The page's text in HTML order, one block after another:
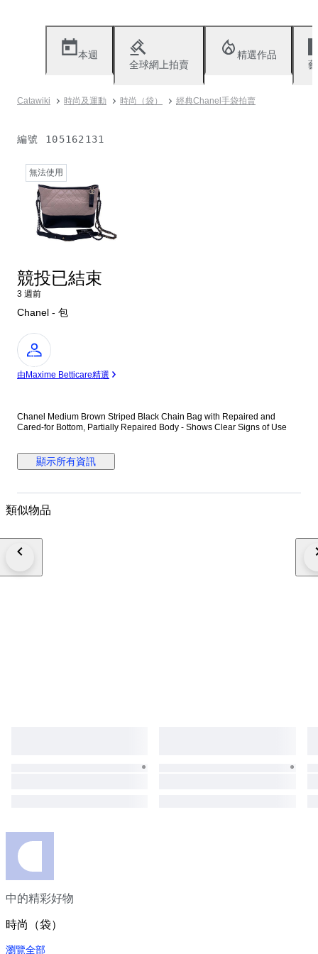
本週
全球網上拍賣
精選作品
Catawiki 時尚及運動 時尚（袋） 經典Chanel手袋拍賣
編號 105162131
無法使用
競投已結束
3 週前
Chanel - 包
專
家
由Maxime Betticare精選
Chanel Medium Brown Striped Black Chain Bag with Repaired and
Cared-for Bottom, Partially Repaired Body - Shows Clear Signs of Use
顯示所有資訊
類似物品
中的精彩好物
時尚（袋）
瀏覽全部